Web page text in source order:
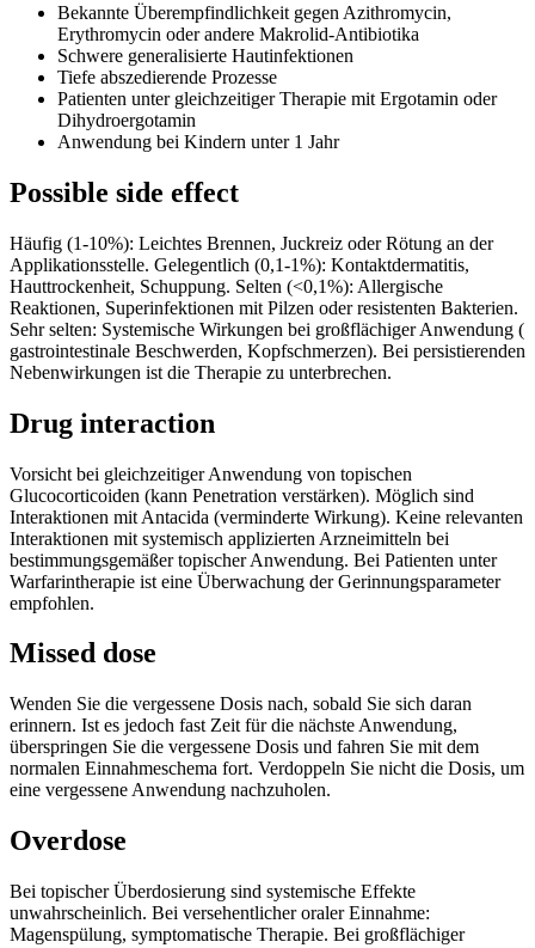
Bekannte Überempfindlichkeit gegen Azithromycin,
Erythromycin oder andere Makrolid-Antibiotika
Schwere generalisierte Hautinfektionen
Tiefe abszedierende Prozesse
Patienten unter gleichzeitiger Therapie mit Ergotamin oder
Dihydroergotamin
Anwendung bei Kindern unter 1 Jahr
Possible side effect
Häufig (1-10%): Leichtes Brennen, Juckreiz oder Rötung an der
Applikationsstelle. Gelegentlich (0,1-1%): Kontaktdermatitis,
Hauttrockenheit, Schuppung. Selten (<0,1%): Allergische
Reaktionen, Superinfektionen mit Pilzen oder resistenten Bakterien.
Sehr selten: Systemische Wirkungen bei großflächiger Anwendung (
gastrointestinale Beschwerden, Kopfschmerzen). Bei persistierenden
Nebenwirkungen ist die Therapie zu unterbrechen.
Drug interaction
Vorsicht bei gleichzeitiger Anwendung von topischen
Glucocorticoiden (kann Penetration verstärken). Möglich sind
Interaktionen mit Antacida (verminderte Wirkung). Keine relevanten
Interaktionen mit systemisch applizierten Arzneimitteln bei
bestimmungsgemäßer topischer Anwendung. Bei Patienten unter
Warfarintherapie ist eine Überwachung der Gerinnungsparameter
empfohlen.
Missed dose
Wenden Sie die vergessene Dosis nach, sobald Sie sich daran
erinnern. Ist es jedoch fast Zeit für die nächste Anwendung,
überspringen Sie die vergessene Dosis und fahren Sie mit dem
normalen Einnahmeschema fort. Verdoppeln Sie nicht die Dosis, um
eine vergessene Anwendung nachzuholen.
Overdose
Bei topischer Überdosierung sind systemische Effekte
unwahrscheinlich. Bei versehentlicher oraler Einnahme:
Magenspülung, symptomatische Therapie. Bei großflächiger